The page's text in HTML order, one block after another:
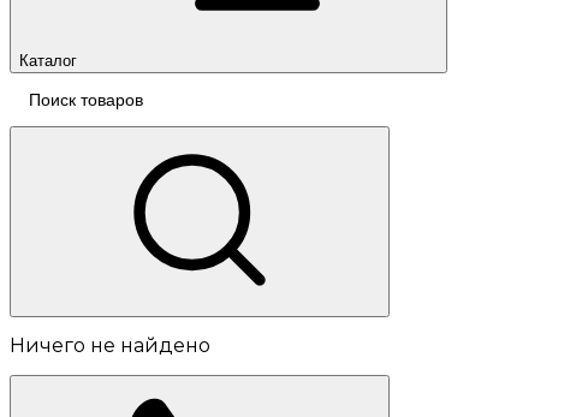
Каталог
Ничего не найдено